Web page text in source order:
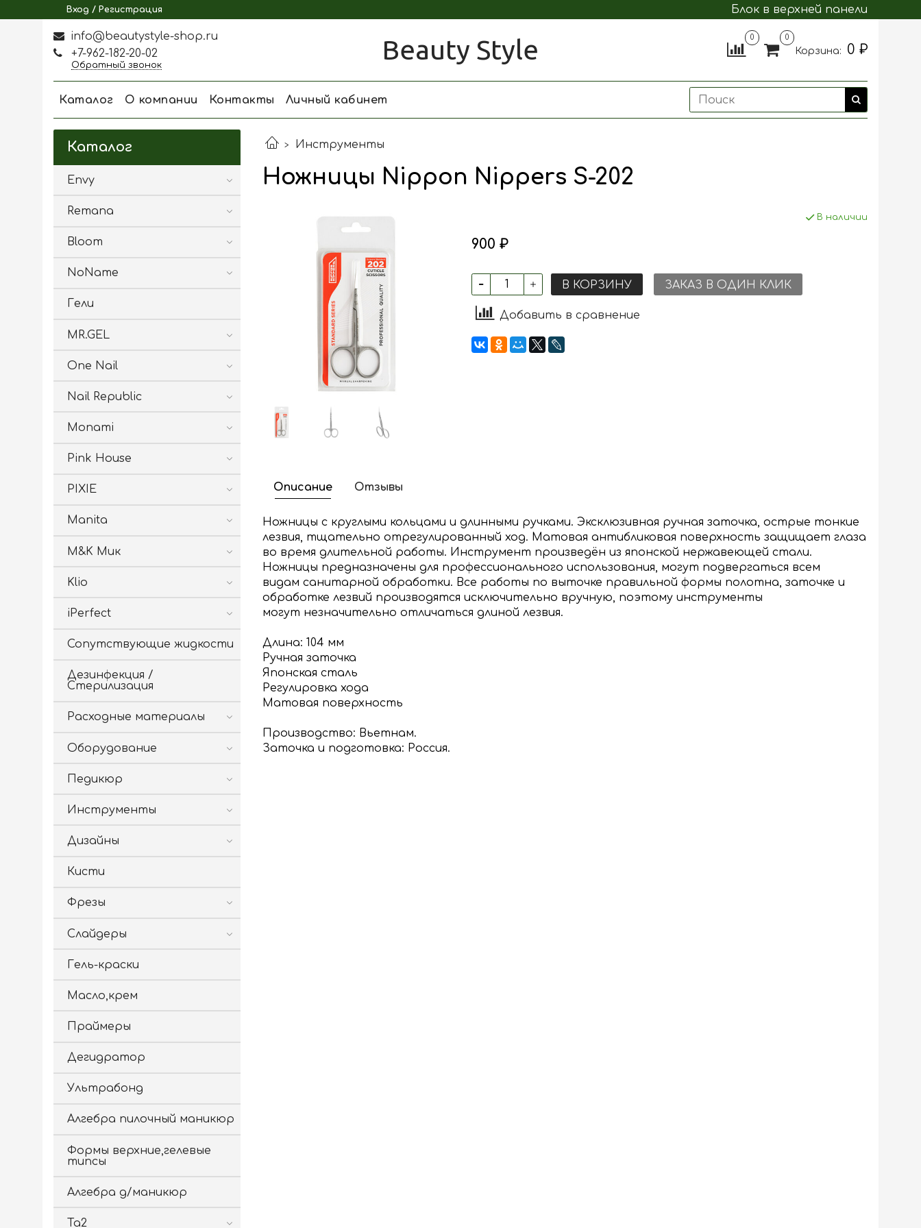
Вход / Регистрация Блок в верхней панели
info@beautystyle-shop.ru
+7-962-182-20-02
Обратный звонок Beauty Style 0 0
Корзина: 0 ₽
Каталог О компании Контакты Личный кабинет
Инструменты
Ножницы Nippon Nippers S-202
В наличии
900 ₽
В КОРЗИНУ ЗАКАЗ В ОДИН КЛИК
Добавить в сравнение
Описание
Ножницы с круглыми кольцами и длинными ручками. Эксклюзивная ручная заточка, острые тонкие
лезвия, тщательно отрегулированный ход. Матовая антибликовая поверхность защищает глаза
во время длительной работы. Инструмент произведён из японской нержавеющей стали.
Ножницы предназначены для профессионального использования, могут подвергаться всем
видам санитарной обработки. Все работы по выточке правильной формы полотна, заточке и
обработке лезвий производятся исключительно вручную, поэтому инструменты
могут незначительно отличаться длиной лезвия.
Длина: 104 мм
Ручная заточка
Японская сталь
Регулировка хода
Матовая поверхность
Производство: Вьетнам.
Заточка и подготовка: Россия.
Отзывы
Каталог
Envy
Remana
Bloom
NoName
Гели
MR.GEL
One Nail
Nail Republic
Monami
Pink House
PIXIE
Manita
M&K Мик
Klio
iPerfect
Сопутствующие жидкости
Дезинфекция /
Стерилизация
Расходные материалы
Оборудование
Педикюр
Инструменты
Дизайны
Кисти
Фрезы
Слайдеры
Гель-краски
Масло,крем
Праймеры
Дегидратор
Ультрабонд
Алгебра пилочный маникюр
Формы верхние,гелевые
типсы
Алгебра д/маникюр
Ta2